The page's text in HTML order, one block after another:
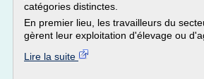
catégories distinctes.
En premier lieu, les travailleurs du
gèrent leur exploitation d'élevage ou
Lire la suite